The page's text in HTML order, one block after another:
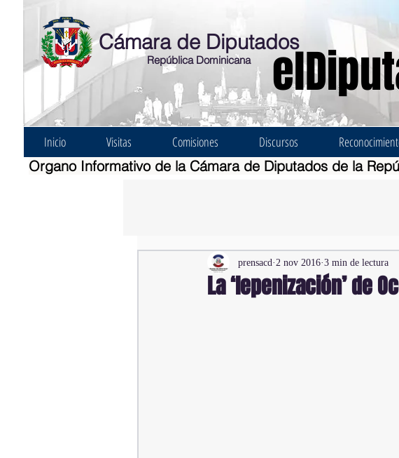
Cámara de Diputados
República Dominicana
Inicio Visitas Comisiones Discursos
Organo Informativo de la Cámara de Diputados de la
La ‘lepenización’ de
prensacd 2 nov 2016 3 min de lectura